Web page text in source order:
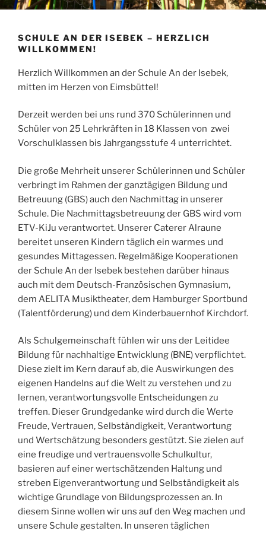
SCHULE AN DER ISEBEK – HERZLICH
WILLKOMMEN!
Herzlich Willkommen an der Schule An der Isebek,
mitten im Herzen von Eimsbüttel!
Derzeit werden bei uns rund 370 Schülerinnen und
Schüler von 25 Lehrkräften in 18 Klassen von zwei
Vorschulklassen bis Jahrgangsstufe 4 unterrichtet.
Die große Mehrheit unserer Schülerinnen und Schüler
verbringt im Rahmen der ganztägigen Bildung und
Betreuung (GBS) auch den Nachmittag in unserer
Schule. Die Nachmittagsbetreuung der GBS wird vom
ETV-KiJu verantwortet. Unserer Caterer Alraune
bereitet unseren Kindern täglich ein warmes und
gesundes Mittagessen. Regelmäßige Kooperationen
der Schule An der Isebek bestehen darüber hinaus
auch mit dem Deutsch-Französischen Gymnasium,
dem AELITA Musiktheater, dem Hamburger Sportbund
(Talentförderung) und dem Kinderbauernhof Kirchdorf.
Als Schulgemeinschaft fühlen wir uns der Leitidee
Bildung für nachhaltige Entwicklung (BNE) verpflichtet.
Diese zielt im Kern darauf ab, die Auswirkungen des
eigenen Handelns auf die Welt zu verstehen und zu
lernen, verantwortungsvolle Entscheidungen zu
treffen. Dieser Grundgedanke wird durch die Werte
Freude, Vertrauen, Selbständigkeit, Verantwortung
und Wertschätzung besonders gestützt. Sie zielen auf
eine freudige und vertrauensvolle Schulkultur,
basieren auf einer wertschätzenden Haltung und
streben Eigenverantwortung und Selbständigkeit als
wichtige Grundlage von Bildungsprozessen an. In
diesem Sinne wollen wir uns auf den Weg machen und
unsere Schule gestalten. In unseren täglichen